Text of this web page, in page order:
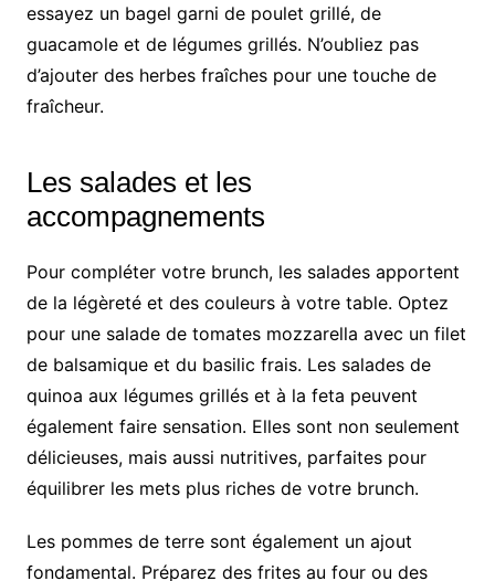
essayez un bagel garni de poulet grillé, de
guacamole et de légumes grillés. N’oubliez pas
d’ajouter des herbes fraîches pour une touche de
fraîcheur.
Les salades et les
accompagnements
Pour compléter votre brunch, les salades apportent
de la légèreté et des couleurs à votre table. Optez
pour une salade de tomates mozzarella avec un filet
de balsamique et du basilic frais. Les salades de
quinoa aux légumes grillés et à la feta peuvent
également faire sensation. Elles sont non seulement
délicieuses, mais aussi nutritives, parfaites pour
équilibrer les mets plus riches de votre brunch.
Les pommes de terre sont également un ajout
fondamental. Préparez des frites au four ou des